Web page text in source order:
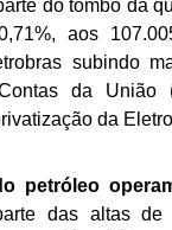
do tombo da
aos
subindo
da União
da
petróleo
das altas de